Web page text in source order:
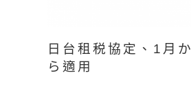
日台租税協定、1月か
ら適用